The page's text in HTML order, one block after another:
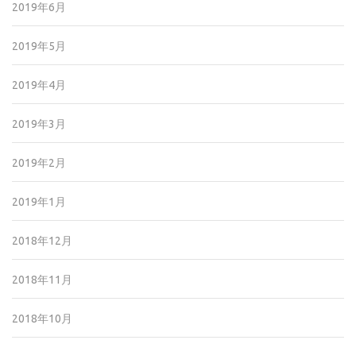
2019年6月
2019年5月
2019年4月
2019年3月
2019年2月
2019年1月
2018年12月
2018年11月
2018年10月